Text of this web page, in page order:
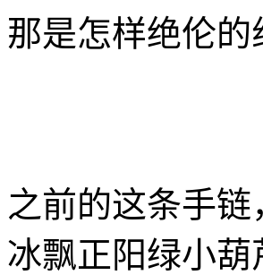
那是怎样绝伦的
之前的这条手
冰飘正阳绿小葫